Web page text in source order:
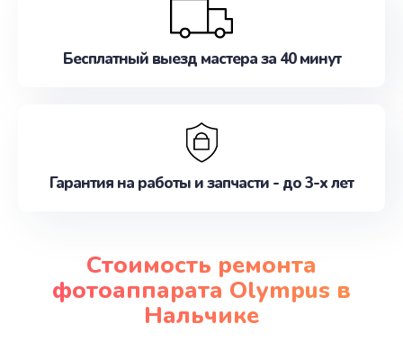
Бесплатный выезд мастера за 40 минут
Гарантия на работы и запчасти - до 3-х лет
Стоимость ремонта
фотоаппарата Olympus в
Нальчике